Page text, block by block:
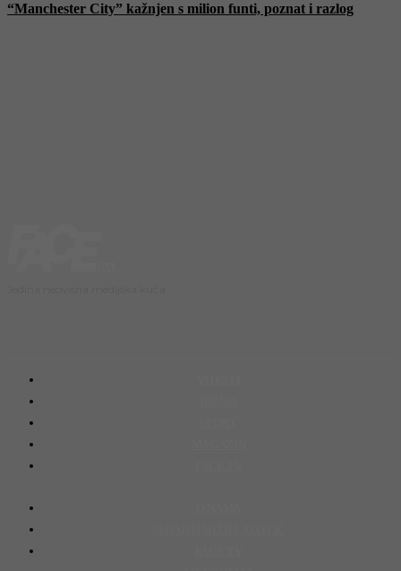
“Manchester City” kažnjen s milion funti, poznat i razlog